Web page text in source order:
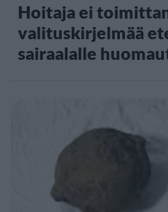
Hoitaja ei
valituskirjelmää
sairaalalle